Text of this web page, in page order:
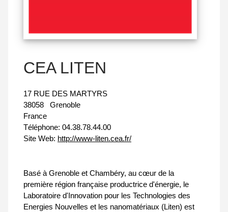
CEA LITEN
17 RUE DES MARTYRS
38058
Grenoble
France
Téléphone: 04.38.78.44.00
Site Web: http://www-liten.cea.fr/
Basé à Grenoble et Chambéry, au cœur de la
première région française productrice d'énergie, le
Laboratoire d'Innovation pour les Technologies des
Energies Nouvelles et les nanomatériaux (Liten) est